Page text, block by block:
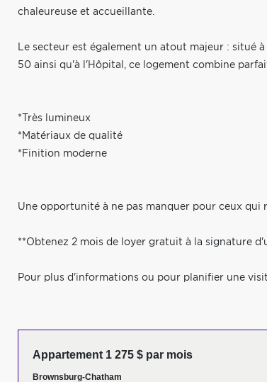
chaleureuse et accueillante.
Le secteur est également un atout majeur : situé
50 ainsi qu'à l'Hôpital, ce logement combine
*Très lumineux
*Matériaux de qualité
*Finition moderne
Une opportunité à ne pas manquer pour ceux
**Obtenez 2 mois de loyer gratuit à la signature
Pour plus d'informations ou pour planifier une
Appartement 1 275 $ par mois
Brownsburg-Chatham